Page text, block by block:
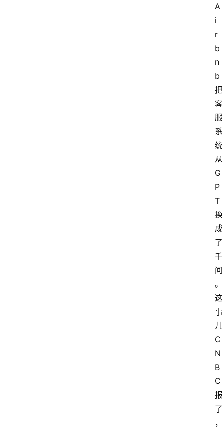
A
i
r
b
n
b
把
客
服
系
统
从
G
P
T
换
成
了
千
问
。
这
事
儿
C
N
B
C
报
了
，